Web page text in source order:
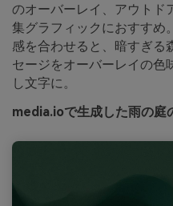
のオーバーレイ、アウトド
集グラフィックにおすすめ
感を合わせると、暗すぎる
セージをオーバーレイの色
し文字に。
media.ioで生成した雨の庭